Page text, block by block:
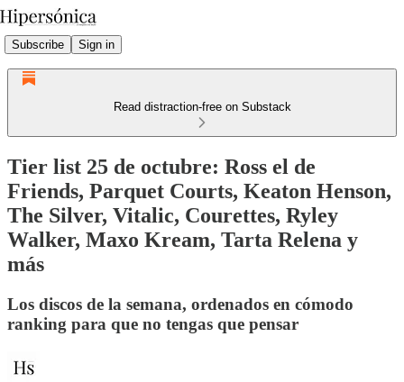
Subscribe Sign in
Read distraction-free on Substack
Tier list 25 de octubre: Ross el de
Friends, Parquet Courts, Keaton Henson,
The Silver, Vitalic, Courettes, Ryley
Walker, Maxo Kream, Tarta Relena y
más
Los discos de la semana, ordenados en cómodo
ranking para que no tengas que pensar